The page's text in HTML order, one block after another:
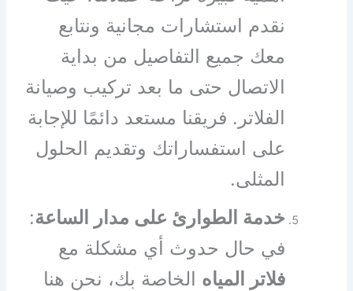
نقدم استشارات مجانية ونتابع
معك جميع التفاصيل من بداية
الاتصال حتى ما بعد تركيب وصيانة
الفلاتر. فريقنا مستعد دائمًا للإجابة
على استفساراتك وتقديم الحلول
المثلى.
خدمة الطوارئ على مدار الساعة:
في حال حدوث أي مشكلة مع
فلاتر المياه الخاصة بك، نحن هنا